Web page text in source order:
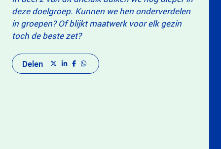
deze doelgroep. Kunnen we hen onderverdelen
in groepen? Of blijkt maatwerk voor elk gezin
toch de beste zet?
Delen